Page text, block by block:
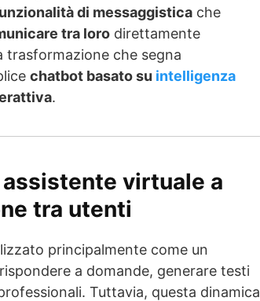
di messaggistica che
tra loro direttamente
trasformazione che segna
chatbot basato su intelligenza
.
assistente virtuale a
tra utenti
principalmente come un
a domande, generare testi
Tuttavia, questa dinamica